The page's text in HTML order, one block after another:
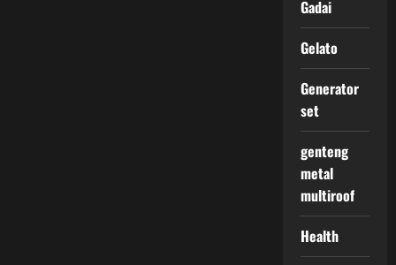
Gadai
Gelato
Generator
set
genteng
metal
multiroof
Health